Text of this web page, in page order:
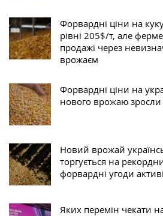
Форвардні ціни на
рівні 205$/т, але
продажі через
врожаєм
Форвардні ціни на
нового врожаю
Новий врожай
торгується на
форвардні угоди
Яких перемін чекати